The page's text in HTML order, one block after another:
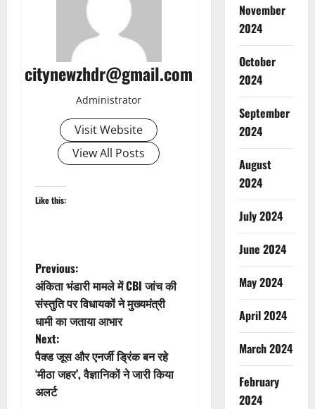
citynewzhdr@gmail.com
Administrator
Visit Website
View All Posts
Like this:
P
o
s
t
n
Previous:
अंकिता भंडारी मामले में CBI जांच की
संस्तुति पर विधायकों ने मुख्यमंत्री
धामी का जताया आभार
Next:
पैक्ड जूस और एनर्जी ड्रिंक बन रहे
‘मीठा जहर’, वैज्ञानिकों ने जारी किया
अलर्ट
November
2024
October
2024
September
2024
August
2024
July 2024
June 2024
May 2024
April 2024
March 2024
February
2024